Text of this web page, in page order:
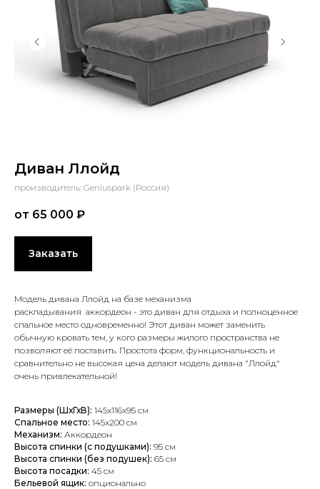
Диван Ллойд
производитель: Geniuspark (Россия)
от 65 000 ₽
Заказать
Модель дивана Ллойд на базе механизма
раскладывания аккордеон - это диван для отдыха и полноценное
спальное место одновременно! Этот диван может заменить
обычную кровать тем, у кого размеры жилого пространства не
позволяют её поставить. Простота форм, функциональность и
сравнительно не высокая цена делают модель дивана "Ллойд"
очень привлекательной!
Размеры (ШхГхВ): 145x116x95 см
Спальное место: 145x200 см
Механизм: Аккордеон
Высота спинки (с подушками): 95 см
Высота спинки (без подушек): 65 см
Высота посадки: 45 см
Бельевой ящик: опционально